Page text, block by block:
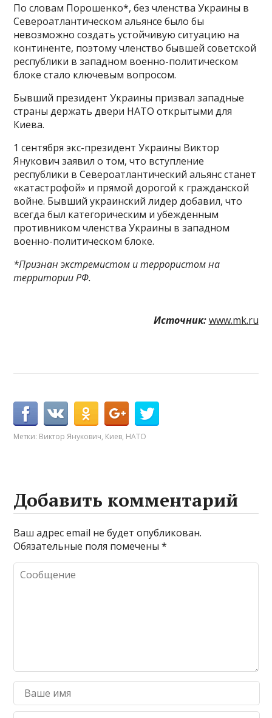
По словам Порошенко*, без членства Украины в
Североатлантическом альянсе было бы
невозможно создать устойчивую ситуацию на
континенте, поэтому членство бывшей советской
республики в западном военно-политическом
блоке стало ключевым вопросом.
Бывший президент Украины призвал западные
страны держать двери НАТО открытыми для
Киева.
1 сентября экс-президент Украины Виктор
Янукович заявил о том, что вступление
республики в Североатлантический альянс станет
«катастрофой» и прямой дорогой к гражданской
войне. Бывший украинский лидер добавил, что
всегда был категорическим и убежденным
противником членства Украины в западном
военно-политическом блоке.
*Признан экстремистом и террористом на
территории РФ.
Источник: www.mk.ru
Метки: Виктор Янукович, Киев, НАТО
Добавить комментарий
Ваш адрес email не будет опубликован.
Обязательные поля помечены*